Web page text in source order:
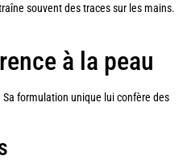
souvent des traces sur les mains.
à la peau
formulation unique lui confère des